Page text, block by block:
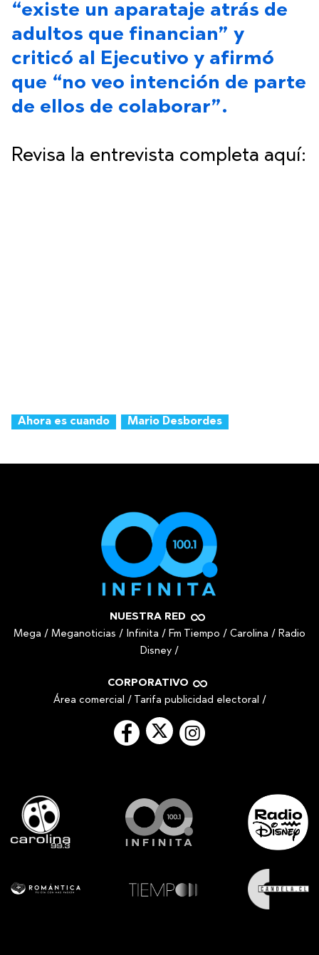
“existe un aparataje atrás de
adultos que financian” y
criticó al Ejecutivo y afirmó
que “no veo intención de parte
de ellos de colaborar”.
Revisa la entrevista completa aquí:
Ahora es cuando Mario Desbordes
NUESTRA RED
Mega / Meganoticias / Infinita / Fm Tiempo / Carolina / Radio
Disney /
CORPORATIVO
Área comercial / Tarifa publicidad electoral /